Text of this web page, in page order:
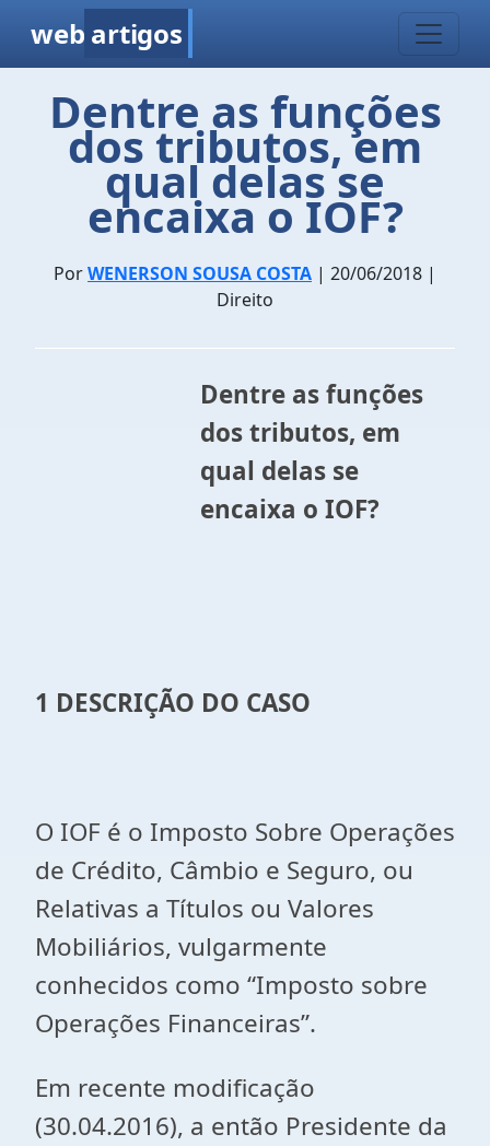
web artigos
Dentre as funções
dos tributos, em
qual delas se
encaixa o IOF?
PorWENERSON SOUSA COSTA | 20/06/2018 |
Direito
Dentre as funções
dos tributos, em
qual delas se
encaixa o IOF?
1 DESCRIÇÃO DO CASO
O IOF é o Imposto Sobre Operações
de Crédito, Câmbio e Seguro, ou
Relativas a Títulos ou Valores
Mobiliários, vulgarmente
conhecidos como “Imposto sobre
Operações Financeiras”.
Em recente modificação
(30.04.2016), a então Presidente da